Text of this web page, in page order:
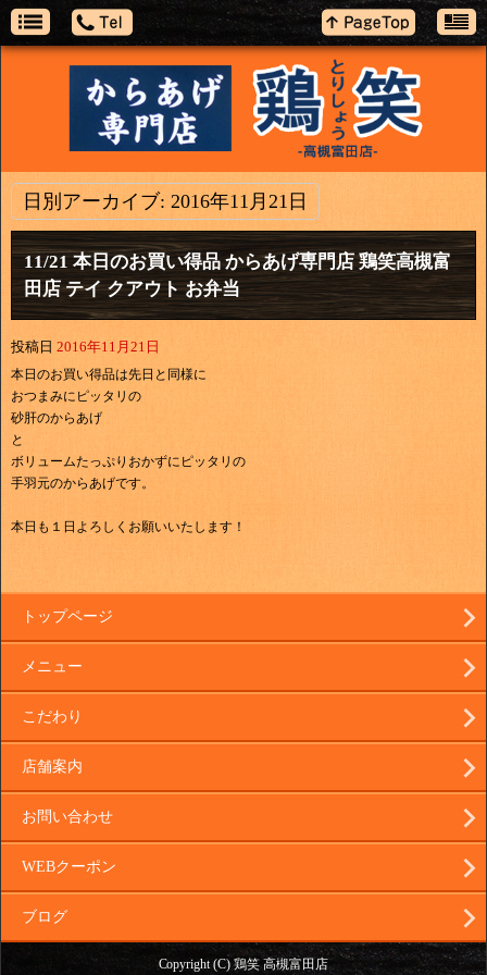
日別アーカイブ: 2016年11月21日
11/21 本日のお買い得品 からあげ専門店 鶏笑高槻富
田店 テイ クアウト お弁当
投稿日 2016年11月21日
本日のお買い得品は先日と同様に
おつまみにピッタリの
砂肝のからあげ
と
ボリュームたっぷりおかずにピッタリの
手羽元のからあげです。
本日も１日よろしくお願いいたします！
トップページ
メニュー
こだわり
店舗案内
お問い合わせ
WEBクーポン
ブログ
Copyright (C) 鶏笑 高槻富田店